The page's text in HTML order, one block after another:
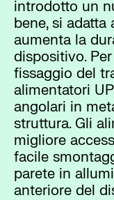
introdotto un
bene, si adatta
aumenta la
dispositivo.
fissaggio del
alimentatori
angolari in
struttura. Gli
migliore
facile
parete in
anteriore del